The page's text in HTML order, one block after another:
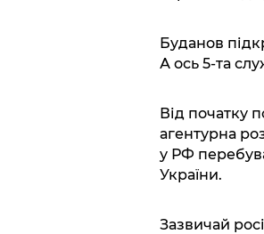
Буданов
А ось 5-та
Від початку
агентурна
у РФ
України.
Зазвичай